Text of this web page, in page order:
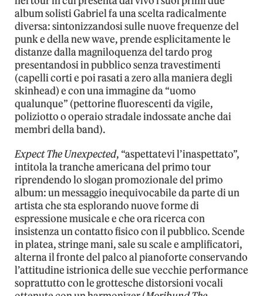
album solisti Gabriel fa una scelta radicalmente
diversa: sintonizzandosi sulle nuove frequenze del
punk e della new wave, prende esplicitamente le
distanze dalla magniloquenza del tardo prog
presentandosi in pubblico senza travestimenti
(capelli corti e poi rasati a zero alla maniera degli
skinhead) e con una immagine da “uomo
qualunque” (pettorine fluorescenti da vigile,
poliziotto o operaio stradale indossate anche dai
membri della band).
Expect The Unexpected, “aspettatevi l’inaspettato”,
intitola la tranche americana del primo tour
riprendendo lo slogan promozionale del primo
album: un messaggio inequivocabile da parte di un
artista che sta esplorando nuove forme di
espressione musicale e che ora ricerca con
insistenza un contatto fisico con il pubblico. Scende
in platea, stringe mani, sale su scale e amplificatori,
alterna il fronte del palco al pianoforte conservando
l’attitudine istrionica delle sue vecchie performance
soprattutto con le grottesche distorsioni vocali